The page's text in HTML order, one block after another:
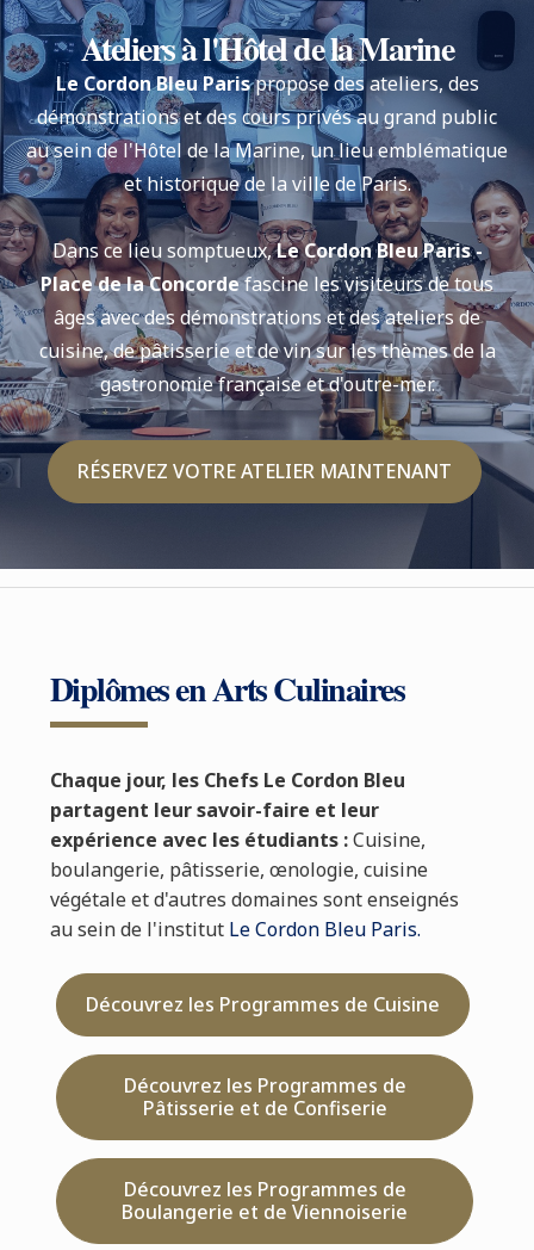
Ateliers à l'Hôtel de la Marine
Le Cordon Bleu Parispropose des ateliers, des
démonstrations et des cours privés au grand public
au sein de l'Hôtel de la Marine, un lieu emblématique
et historique de la ville de Paris.
Dans ce lieu somptueux,Le Cordon Bleu Paris -
Place de la Concordefascine les visiteurs de tous
âges avec des démonstrations et des ateliers de
cuisine, de pâtisserie et de vin sur les thèmes de la
gastronomie française et d'outre-mer.
RÉSERVEZ VOTRE ATELIER MAINTENANT
Diplômes en Arts Culinaires
Chaque jour, les Chefs Le Cordon Bleu
partagent leur savoir-faire et leur
expérience avec les étudiants :Cuisine,
boulangerie, pâtisserie, œnologie, cuisine
végétale et d'autres domaines sont enseignés
au sein de l'institut Le Cordon Bleu Paris.
Découvrez les Programmes de Cuisine
Découvrez les Programmes de
Pâtisserie et de Confiserie
Découvrez les Programmes de
Boulangerie et de Viennoiserie